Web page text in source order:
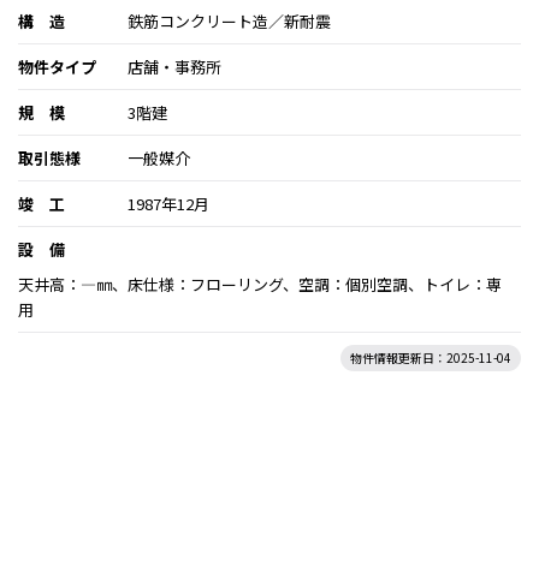
構 造
鉄筋コンクリート造／新耐震
物件タイプ
店舗・事務所
規 模
3階建
取引態様
一般媒介
竣 工
1987年12月
設 備
天井高：―㎜、床仕様：フローリング、空調：個別空調、トイレ：専
用
物件情報更新日：2025-11-04